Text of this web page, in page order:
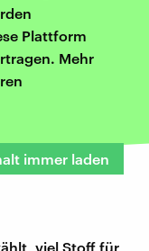
Plattform
Mehr
immer laden
viel Stoff für